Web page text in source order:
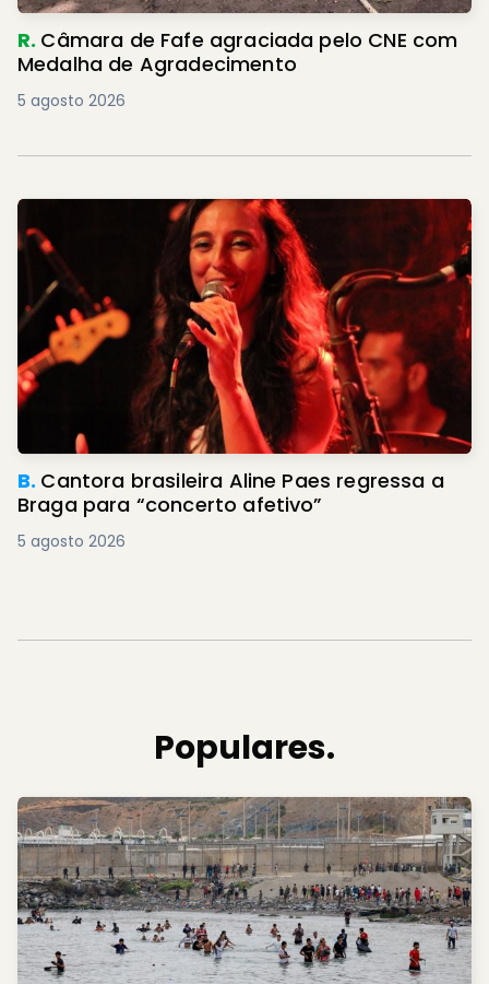
R. Câmara de Fafe agraciada pelo CNE com
Medalha de Agradecimento
5 agosto 2026
B. Cantora brasileira Aline Paes regressa a
Braga para “concerto afetivo”
5 agosto 2026
Populares.